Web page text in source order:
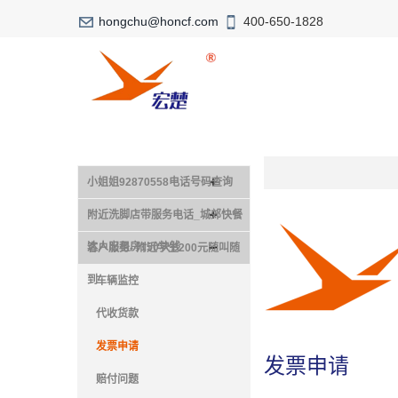
hongchu@honcf.com 400-650-1828
小姐姐92870558电话号码查询
附近洗脚店带服务电话_城郊快餐
达人出租房150块钱
客户服务- 附近学生200元随叫随
到车辆监控
代收货款
发票申请
赔付问题
发票申请